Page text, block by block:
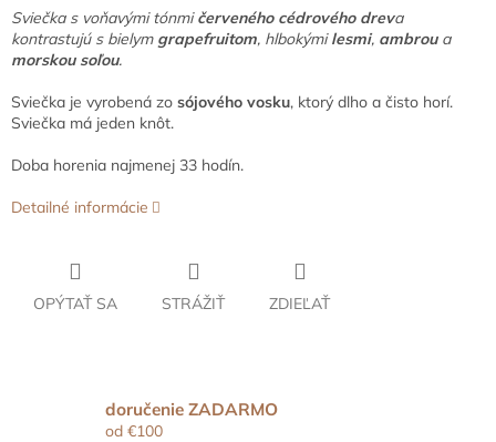
Sviečka s voňavými tónmičerveného cédrového dreva
kontrastujú s bielym grapefruitom, hlbokýmilesmi, ambroua
morskou soľou.
Sviečka je vyrobená zo sójového vosku, ktorý dlho a čisto horí.
Sviečka má jeden knôt.
Doba horenia najmenej 33 hodín.
Detailné informácie
OPÝTAŤ SA STRÁŽIŤ ZDIEĽAŤ
doručenie ZADARMO
od €100